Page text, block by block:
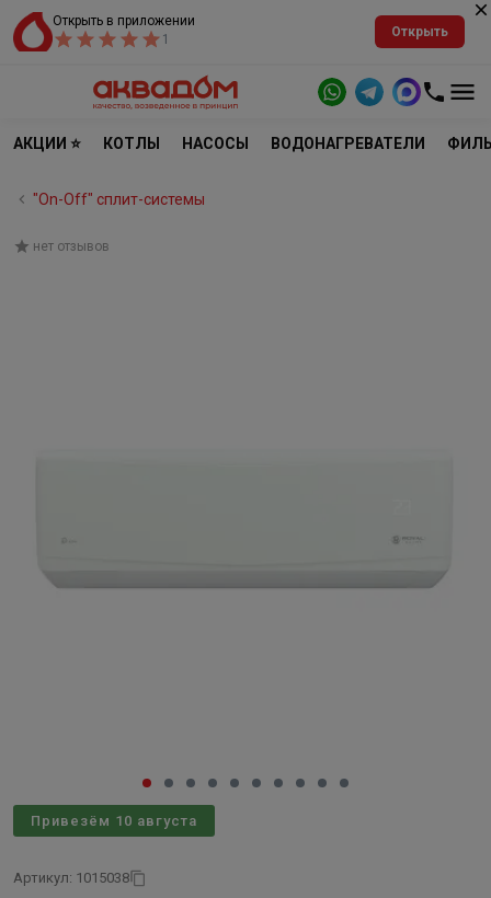
Открыть в приложении
1
Открыть
АКЦИИ ⭐ КОТЛЫ НАСОСЫ ВОДОНАГРЕВАТЕЛИ
"On-Off" cплит-системы
нет отзывов
Привезём 10 августа
Артикул: 1015038